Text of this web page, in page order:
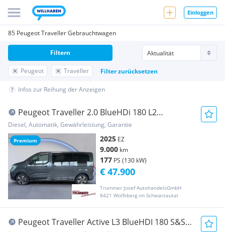
Einloggen
85 Peugeot Traveller Gebrauchtwagen
Peugeot Traveller Filter zurücksetzen
Filtern
Infos zur Reihung der Anzeigen
Premium
Peugeot Traveller 2.0 BlueHDi 180 L2
PREMIUM 8 SITZE
Diesel, Automatik, Gewährleistung, Garantie
2025 EZ
9.000 km
177 PS (130 kW)
Trummer Josef AutohandelsGmbH
8421 Wolfsberg im Schwarzautal
€ 47.900
Peugeot Traveller Active L3 BlueHDI 180 S&S